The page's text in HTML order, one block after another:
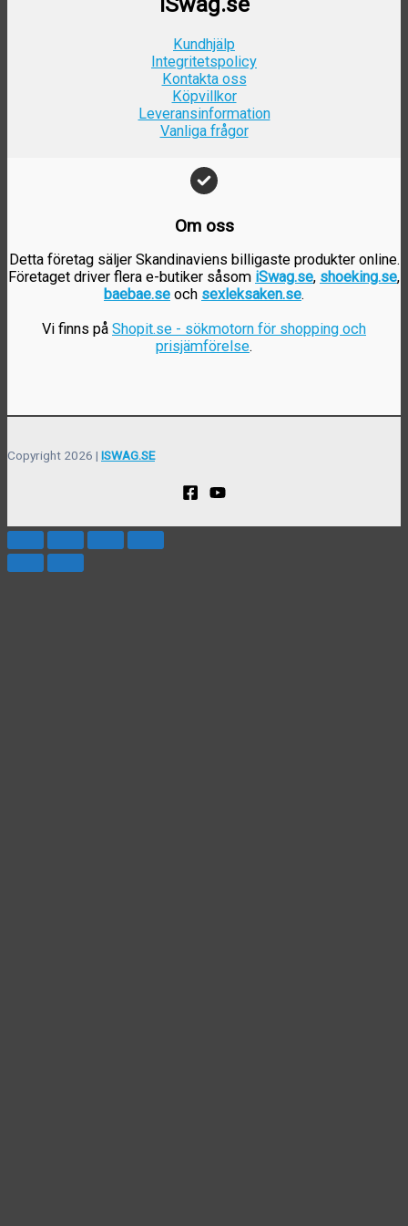
Kundhjälp
Integritetspolicy
Kontakta oss
Köpvillkor
Leveransinformation
Vanliga frågor
Om oss
Detta företag säljer Skandinaviens billigaste produkter online.
Företaget driver flera e-butiker såsom iSwag.se, shoeking.se,
baebae.se och sexleksaken.se.
Vi finns på Shopit.se - sökmotorn för shopping och
prisjämförelse.
Copyright 2026 | ISWAG.SE